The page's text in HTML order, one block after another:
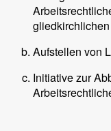
Aufstellen von
Initiative zur